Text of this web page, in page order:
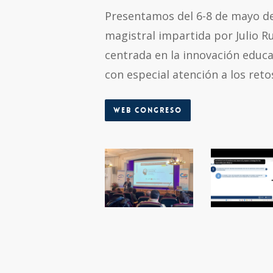
Presentamos del 6-8 de mayo
magistral impartida por Julio
centrada en la innovación
con especial atención a los
Web congreso
CIEI_2026
Captura
de
pantalla